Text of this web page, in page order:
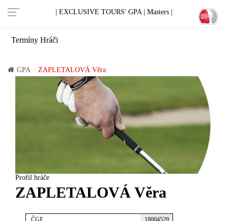
| EXCLUSIVE TOURS' GPA | Masters |
Termíny Hráči
GPA ZAPLETALOVÁ Věra
Profil hráče
ZAPLETALOVÁ Věra